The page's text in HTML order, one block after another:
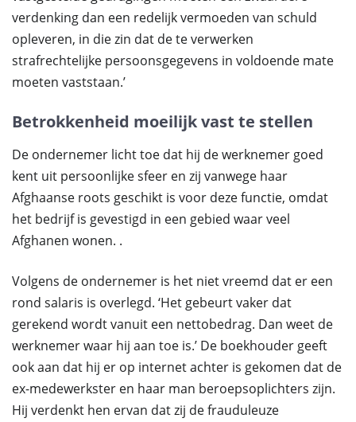
verdenking dan een redelijk vermoeden van schuld
opleveren, in die zin dat de te verwerken
strafrechtelijke persoonsgegevens in voldoende mate
moeten vaststaan.’
Betrokkenheid moeilijk vast te stellen
De ondernemer licht toe dat hij de werknemer goed
kent uit persoonlijke sfeer en zij vanwege haar
Afghaanse roots geschikt is voor deze functie, omdat
het bedrijf is gevestigd in een gebied waar veel
Afghanen wonen. .
Volgens de ondernemer is het niet vreemd dat er een
rond salaris is overlegd. ‘Het gebeurt vaker dat
gerekend wordt vanuit een nettobedrag. Dan weet de
werknemer waar hij aan toe is.’ De boekhouder geeft
ook aan dat hij er op internet achter is gekomen dat de
ex-medewerkster en haar man beroepsoplichters zijn.
Hij verdenkt hen ervan dat zij de frauduleuze